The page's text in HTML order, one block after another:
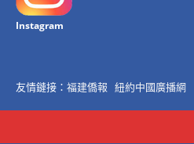
Instagram
友情鏈接： 福建僑報 紐約中國廣播網